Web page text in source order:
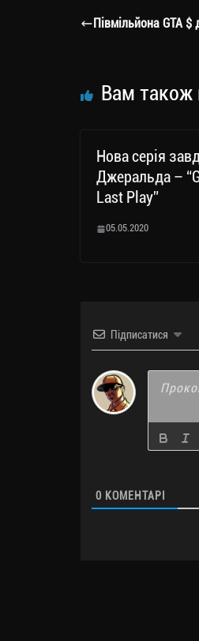
a
er
Півмільйона GTA $
Вам також
Нова серія
Джеральда –
Last Play”
05.05.2020
Підписатися
0 КОМЕНТАРІ